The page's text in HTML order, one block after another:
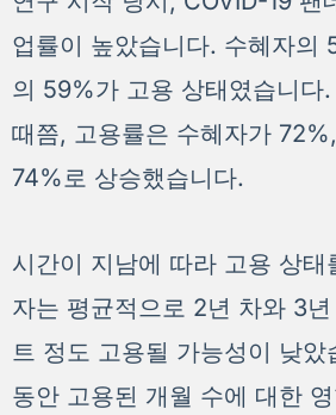
업률이 높았습니다. 수혜자의
의 59%가 고용 상태였습니다
때쯤, 고용률은 수혜자가
74%로 상승했습니다.
시간이 지남에 따라 고용 상태
자는 평균적으로 2년 차와 3
트 정도 고용될 가능성이 낮았
동안 고용된 개월 수에 대한